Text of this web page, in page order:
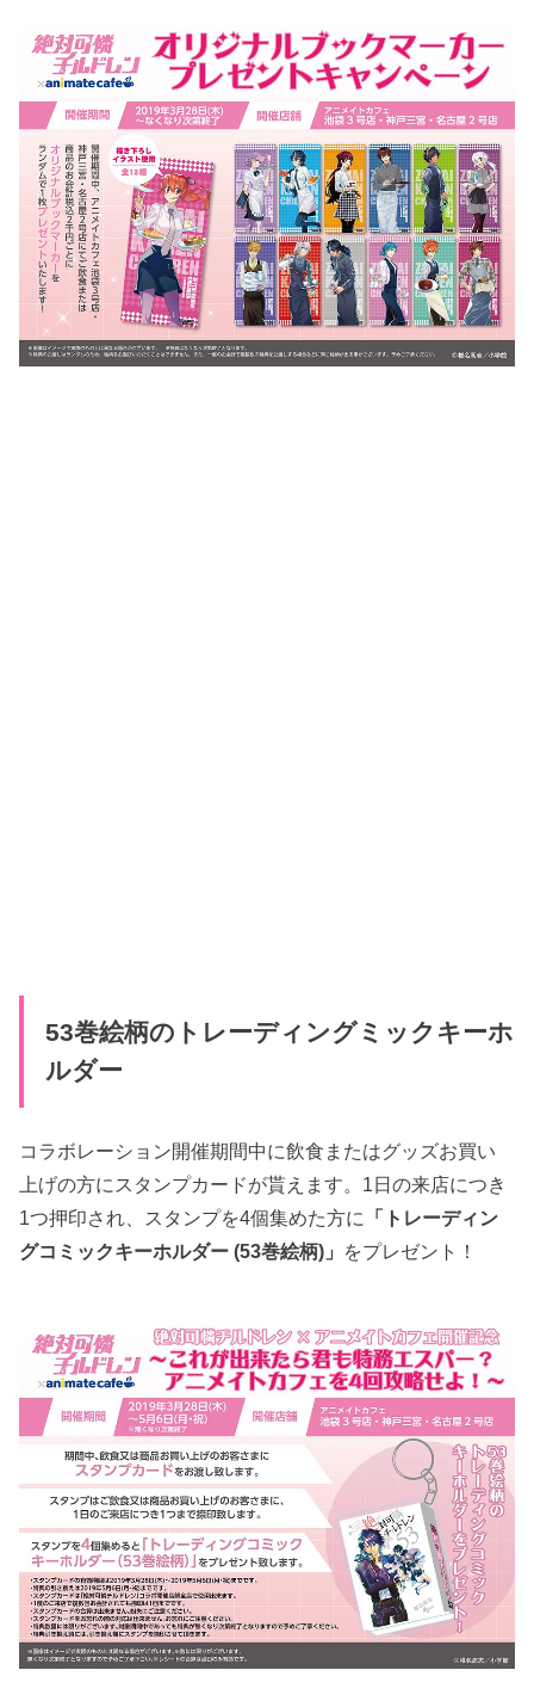
53巻絵柄のトレーディングミックキーホ
ルダー
コラボレーション開催期間中に飲食またはグッズお買い
上げの方にスタンプカードが貰えます。1日の来店につき
1つ押印され、スタンプを4個集めた方に
「トレーディン
グコミックキーホルダー (53巻絵柄)」 をプレゼント！